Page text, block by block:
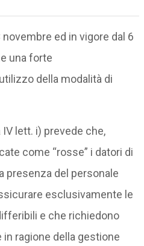
ed in vigore dal 6
una forte
della modalità di
IV lett. i) prevede che,
come “rosse” i datori di
presenza del personale
esclusivamente le
e che richiedono
ragione della gestione